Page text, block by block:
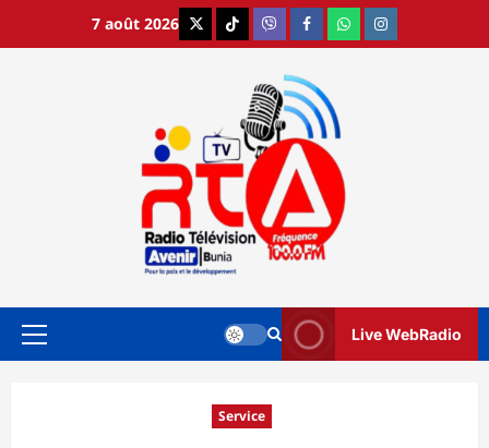
7 août 2026 X TikTokViber FacebookWhatsAppInstagram
Menu
Live WebRadio
Service